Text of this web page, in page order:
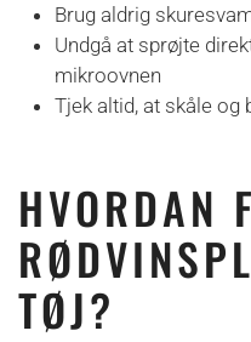
Brug aldrig
Undgå at sprøjte
mikroovnen
Tjek altid, at skåle
HVORDAN
TØJ?